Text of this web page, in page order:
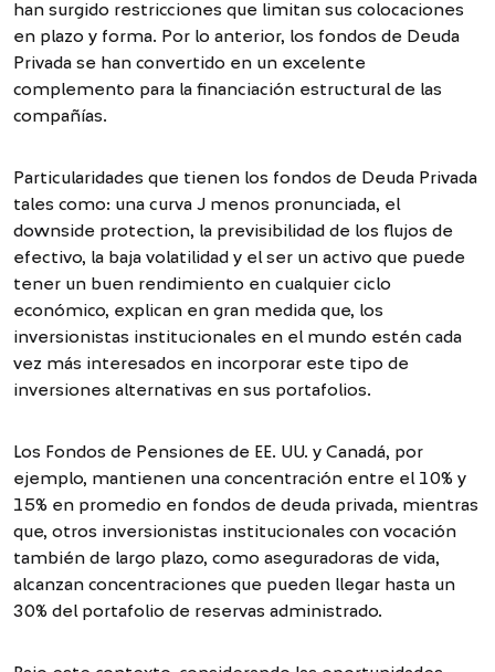
han surgido restricciones que limitan sus colocaciones
en plazo y forma. Por lo anterior, los fondos de Deuda
Privada se han convertido en un excelente
complemento para la financiación estructural de las
compañías.
Particularidades que tienen los fondos de Deuda Privada
tales como: una curva J menos pronunciada, el
downside protection, la previsibilidad de los flujos de
efectivo, la baja volatilidad y el ser un activo que puede
tener un buen rendimiento en cualquier ciclo
económico, explican en gran medida que, los
inversionistas institucionales en el mundo estén cada
vez más interesados en incorporar este tipo de
inversiones alternativas en sus portafolios.
Los Fondos de Pensiones de EE. UU. y Canadá, por
ejemplo, mantienen una concentración entre el 10% y
15% en promedio en fondos de deuda privada, mientras
que, otros inversionistas institucionales con vocación
también de largo plazo, como aseguradoras de vida,
alcanzan concentraciones que pueden llegar hasta un
30% del portafolio de reservas administrado.